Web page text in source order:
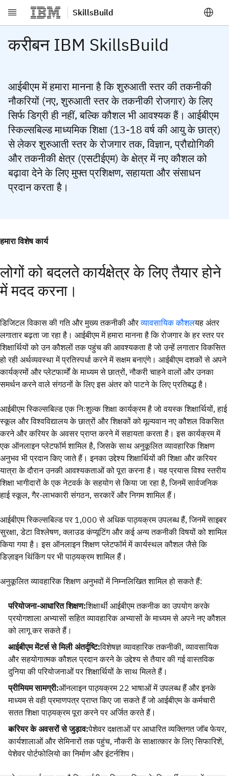
मुख्य सामग्री पर जाएँ SkillsBuild
करीबन IBM SkillsBuild
आईबीएम में हमारा मानना है कि शुरुआती स्तर की तकनीकी
नौकरियों (नए, शुरुआती स्तर के तकनीकी रोजगार) के लिए
सिर्फ डिग्री ही नहीं, बल्कि कौशल भी आवश्यक हैं। आईबीएम
स्किल्सबिल्ड माध्यमिक शिक्षा (13-18 वर्ष की आयु के छात्र)
से लेकर शुरुआती स्तर के रोजगार तक, विज्ञान, प्रौद्योगिकी
और तकनीकी क्षेत्र (एसटीईएम) के क्षेत्र में नए कौशल को
बढ़ावा देने के लिए मुफ्त प्रशिक्षण, सहायता और संसाधन
प्रदान करता है।
हमारा विशेष कार्य
लोगों को बदलते कार्यक्षेत्र के लिए तैयार होने
में मदद करना।
डिजिटल विकास की गति और मुख्य तकनीकी और व्यावसायिक कौशलयह अंतर
लगातार बढ़ता जा रहा है। आईबीएम में हमारा मानना है कि रोजगार के हर स्तर पर
शिक्षार्थियों को उन कौशलों तक पहुंच की आवश्यकता है जो उन्हें लगातार विकसित
हो रही अर्थव्यवस्था में प्रतिस्पर्धा करने में सक्षम बनाएंगे। आईबीएम दशकों से अपने
कार्यक्रमों और प्लेटफार्मों के माध्यम से छात्रों, नौकरी चाहने वालों और उनका
समर्थन करने वाले संगठनों के लिए इस अंतर को पाटने के लिए प्रतिबद्ध है।
आईबीएम स्किल्सबिल्ड एक निःशुल्क शिक्षा कार्यक्रम है जो वयस्क शिक्षार्थियों, हाई
स्कूल और विश्वविद्यालय के छात्रों और शिक्षकों को मूल्यवान नए कौशल विकसित
करने और करियर के अवसर प्राप्त करने में सहायता करता है। इस कार्यक्रम में
एक ऑनलाइन प्लेटफॉर्म शामिल है, जिसके साथ अनुकूलित व्यावहारिक शिक्षण
अनुभव भी प्रदान किए जाते हैं। इनका उद्देश्य शिक्षार्थियों की शिक्षा और करियर
यात्रा के दौरान उनकी आवश्यकताओं को पूरा करना है। यह प्रयास विश्व स्तरीय
शिक्षा भागीदारों के एक नेटवर्क के सहयोग से किया जा रहा है, जिनमें सार्वजनिक
हाई स्कूल, गैर-लाभकारी संगठन, सरकारें और निगम शामिल हैं।
आईबीएम स्किल्सबिल्ड पर 1,000 से अधिक पाठ्यक्रम उपलब्ध हैं, जिनमें साइबर
सुरक्षा, डेटा विश्लेषण, क्लाउड कंप्यूटिंग और कई अन्य तकनीकी विषयों को शामिल
किया गया है। इस ऑनलाइन शिक्षण प्लेटफॉर्म में कार्यस्थल कौशल जैसे कि
डिज़ाइन थिंकिंग पर भी पाठ्यक्रम शामिल हैं।
अनुकूलित व्यावहारिक शिक्षण अनुभवों में निम्नलिखित शामिल हो सकते हैं:
परियोजना-आधारित शिक्षण:शिक्षार्थी आईबीएम तकनीक का उपयोग करके
प्रयोगशाला अभ्यासों सहित व्यावहारिक अभ्यासों के माध्यम से अपने नए कौशल
को लागू कर सकते हैं।
आईबीएम मेंटर्स से मिली अंतर्दृष्टि:विशेषज्ञ व्यावहारिक तकनीकी, व्यावसायिक
और सहयोगात्मक कौशल प्रदान करने के उद्देश्य से तैयार की गई वास्तविक
दुनिया की परियोजनाओं पर शिक्षार्थियों के साथ मिलते हैं।
प्रीमियम सामग्री:ऑनलाइन पाठ्यक्रम 22 भाषाओं में उपलब्ध हैं और इनके
माध्यम से वही प्रमाणपत्र प्राप्त किए जा सकते हैं जो आईबीएम के कर्मचारी
सतत शिक्षा पाठ्यक्रम पूरा करने पर अर्जित करते हैं।
करियर के अवसरों से जुड़ाव:पेशेवर दक्षताओं पर आधारित व्यक्तिगत जॉब फेयर,
कार्यशालाओं और सेमिनारों तक पहुंच, नौकरी के साक्षात्कार के लिए सिफारिशें,
पेशेवर पोर्टफोलियो का निर्माण और इंटर्नशिप।